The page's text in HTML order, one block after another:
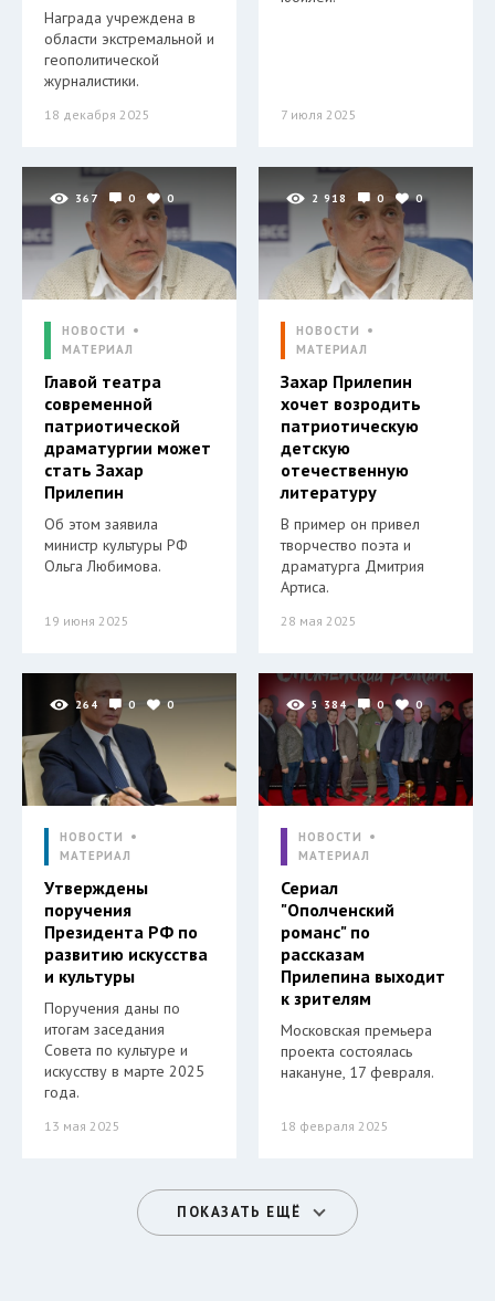
Награда учреждена в
области экстремальной и
геополитической
журналистики.
18 декабря 2025 7 июля 2025
367 0 0
НОВОСТИ
МАТЕРИАЛ
Главой театра
современной
патриотической
драматургии может
стать Захар
Прилепин
Об этом заявила
министр культуры РФ
Ольга Любимова.
19 июня 2025
2 918 0 0
НОВОСТИ
МАТЕРИАЛ
Захар Прилепин
хочет возродить
патриотическую
детскую
отечественную
литературу
В пример он привел
творчество поэта и
драматурга Дмитрия
Артиса.
28 мая 2025
264 0 0
НОВОСТИ
МАТЕРИАЛ
Утверждены
поручения
Президента РФ по
развитию искусства
и культуры
Поручения даны по
итогам заседания
Совета по культуре и
искусству в марте 2025
года.
13 мая 2025
5 384 0 0
НОВОСТИ
МАТЕРИАЛ
Сериал
"Ополченский
романс" по
рассказам
Прилепина выходит
к зрителям
Московская премьера
проекта состоялась
накануне, 17 февраля.
18 февраля 2025
ПОКАЗАТЬ ЕЩЁ